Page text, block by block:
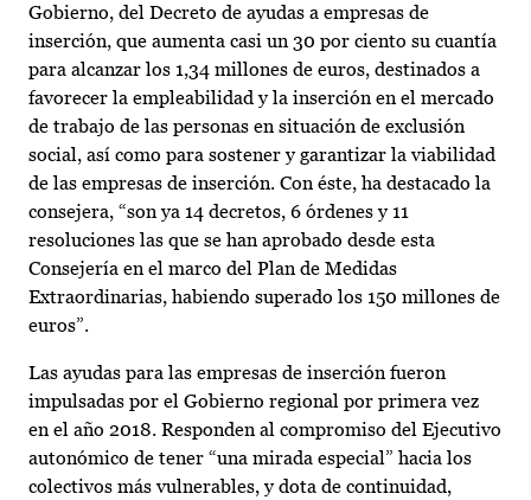
Gobierno, del Decreto de ayudas a empresas de
inserción, que aumenta casi un 30 por ciento su cuantía
para alcanzar los 1,34 millones de euros, destinados a
favorecer la empleabilidad y la inserción en el mercado
de trabajo de las personas en situación de exclusión
social, así como para sostener y garantizar la viabilidad
de las empresas de inserción. Con éste, ha destacado la
consejera, “son ya 14 decretos, 6 órdenes y 11
resoluciones las que se han aprobado desde esta
Consejería en el marco del Plan de Medidas
Extraordinarias, habiendo superado los 150 millones de
euros”.
Las ayudas para las empresas de inserción fueron
impulsadas por el Gobierno regional por primera vez
en el año 2018. Responden al compromiso del Ejecutivo
autonómico de tener “una mirada especial” hacia los
colectivos más vulnerables, y dota de continuidad,